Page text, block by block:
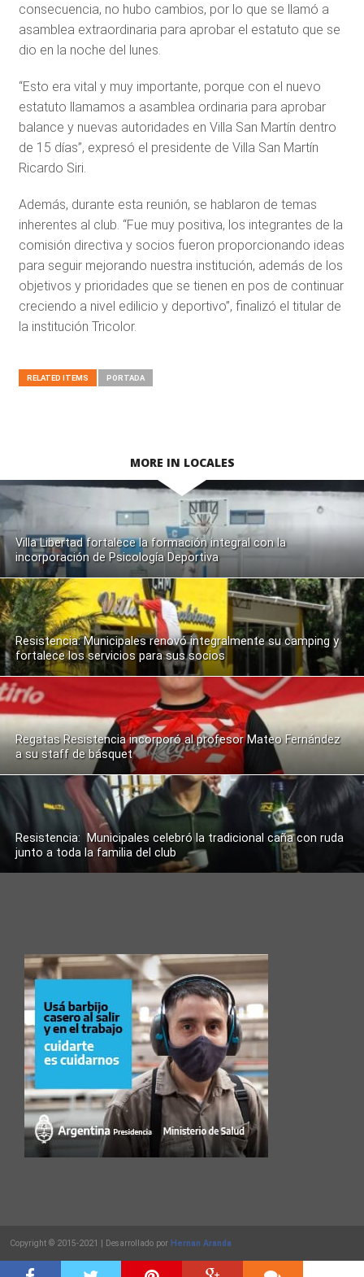
consecuencia, no hubo cambios, por lo que se llamó a
asamblea extraordinaria para aprobar el estatuto que se
dio en la noche del lunes.
“Esto era vital y muy importante, porque con el nuevo
estatuto llamamos a asamblea ordinaria para aprobar
balance y nuevas autoridades en Villa San Martín dentro
de 15 días”, expresó el presidente de Villa San Martín
Ricardo Siri.
Además, durante esta reunión, se hablaron de temas
inherentes al club. “Fue muy positiva, los integrantes de la
comisión directiva y socios fueron proporcionando ideas
para seguir mejorando nuestra institución, además de los
objetivos y prioridades que se tienen en pos de continuar
creciendo a nivel edilicio y deportivo”, finalizó el titular de
la institución Tricolor.
RELATED ITEMS PORTADA
MORE IN LOCALES
Villa Libertad fortalece la formación integral con la
incorporación de Psicología Deportiva
Resistencia: Municipales renovó integralmente su camping y
fortalece los servicios para sus socios
Regatas Resistencia incorporó al profesor Mateo Fernández
a su staff de básquet
Resistencia: Municipales celebró la tradicional caña con ruda
junto a toda la familia del club
Copyright © 2015-2021 | Desarrollado por Hernan Aranda